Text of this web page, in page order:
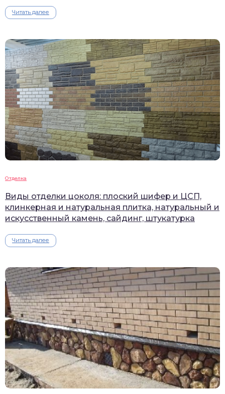
Читать далее
Отделка
Виды отделки цоколя: плоский шифер и ЦСП,
клинкерная и натуральная плитка, натуральный и
искусственный камень, сайдинг, штукатурка
Читать далее